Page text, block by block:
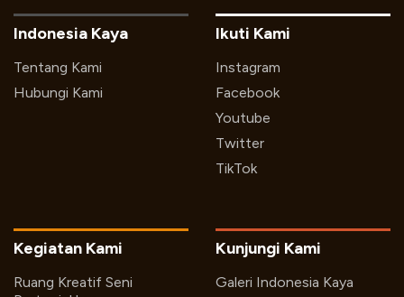
Indonesia Kaya
Tentang Kami
Hubungi Kami
Ikuti Kami
Instagram
Facebook
Youtube
Twitter
TikTok
Kegiatan Kami
Ruang Kreatif Seni
Kunjungi Kami
Galeri Indonesia Kaya